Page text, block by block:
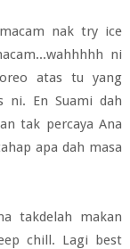
nak try ice
ni
atas tu yang
ni. En Suami dah
tak percaya Ana
apa dah masa
takdelah makan
chill. Lagi best